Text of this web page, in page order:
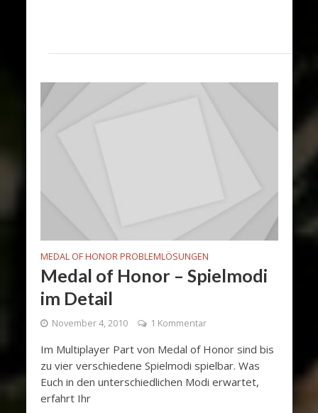
MEDAL OF HONOR PROBLEMLÖSUNGEN
Medal of Honor – Spielmodi
im Detail
November 4, 2010 1 Kommentar
Im Multiplayer Part von Medal of Honor sind bis
zu vier verschiedene Spielmodi spielbar. Was
Euch in den unterschiedlichen Modi erwartet,
erfahrt Ihr